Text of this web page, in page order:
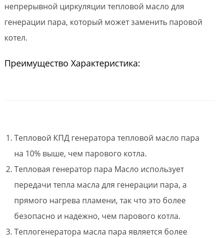
непрерывной циркуляции тепловой масло для
генерации пара, который может заменить паровой
котел.
Преимущество Характеристика:
Тепловой КПД генератора тепловой масло пара
на 10% выше, чем парового котла.
Тепловая генератор пара Масло использует
передачи тепла масла для генерации пара, а
прямого нагрева пламени, так что это более
безопасно и надежно, чем парового котла.
Теплогенератора масла пара является более